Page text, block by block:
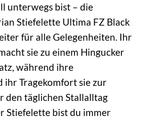
unterwegs bist – die
Stiefelette Ultima FZ Black
für alle Gelegenheiten. Ihr
sie zu einem Hingucker
während ihre
ihr Tragekomfort sie zur
den täglichen Stallalltag
Stiefelette bist du immer